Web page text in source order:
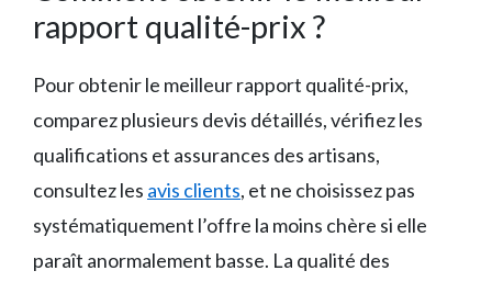
rapport qualité-prix ?
Pour obtenir le meilleur rapport qualité-prix,
comparez plusieurs devis détaillés, vérifiez les
qualifications et assurances des artisans,
consultez les avis clients, et ne choisissez pas
systématiquement l’offre la moins chère si elle
paraît anormalement basse. La qualité des